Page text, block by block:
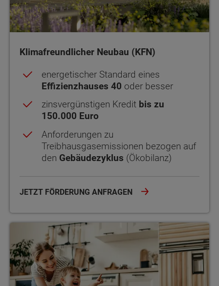
Klimafreundlicher Neubau (KFN)
energetischer Standard eines
Effizienzhauses 40 oder besser
zinsvergünstigen Kredit bis zu
150.000 Euro
Anforderungen zu
Treibhausgasemissionen bezogen auf
den Gebäudezyklus (Ökobilanz)
JETZT FÖRDERUNG ANFRAGEN
Wohneigentum für Familien (WEF)